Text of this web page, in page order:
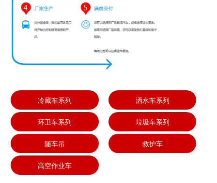
冷藏车系列 洒水车系列
环卫车系列 垃圾车系列
随车吊 救护车
高空作业车